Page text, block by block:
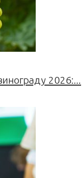
2026:...